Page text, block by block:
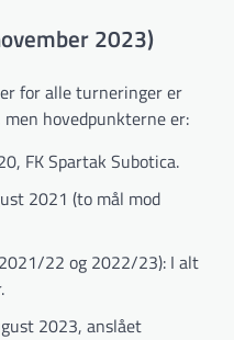
2023)
for alle turneringer er
hovedpunkterne er:
FK Spartak Subotica.
2021 (to mål mod
22 og 2022/23): I alt
2023, anslået